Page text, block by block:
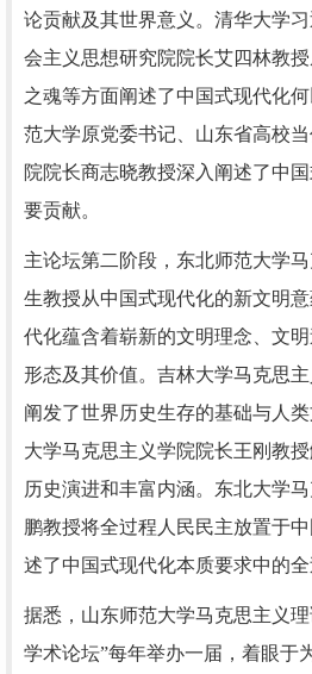
论贡献及其世界意义。清华大学
会主义思想研究院院长艾四林教授
之魂等方面阐述了中国式现代化
范大学原党委书记、山东省高校
院院长商志晓教授深入阐述了中
要贡献。
主论坛第二阶段，东北师范大学
生教授从中国式现代化的新文明
代化蕴含着崭新的文明理念、文
形态及其价值。吉林大学马克思
阐发了世界历史生存的基础与人
大学马克思主义学院院长王刚教
历史演进和丰富内涵。东北大学
鹏教授将全过程人民民主放置于
述了中国式现代化本质要求中的全
据悉，山东师范大学马克思主义
学术论坛”每年举办一届，着眼于